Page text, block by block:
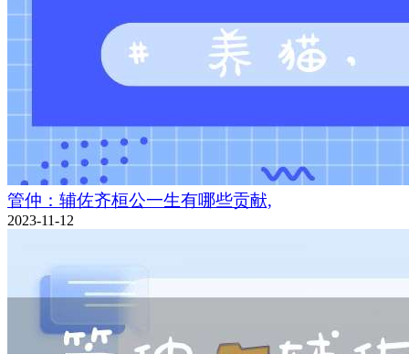
管仲：辅佐齐桓公一生有哪些贡献,
2023-11-12